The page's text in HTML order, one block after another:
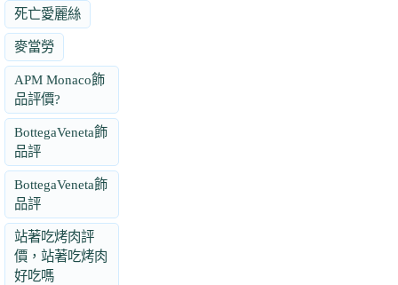
死亡愛麗絲
麥當勞
APM Monaco飾
品評價?
BottegaVeneta飾
品評
BottegaVeneta飾
品評
站著吃烤肉評
價，站著吃烤肉
好吃嗎